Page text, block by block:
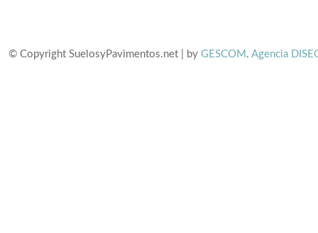
© Copyright SuelosyPavimentos.net | by GESCOM . Agencia